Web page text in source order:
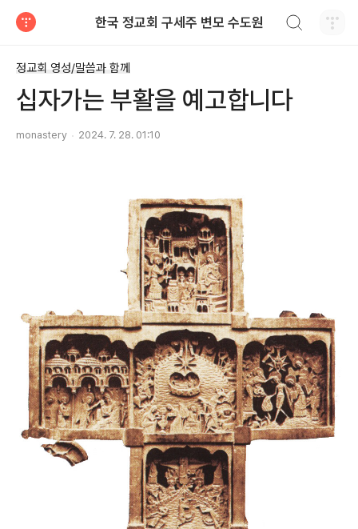
한국 정교회 구세주 변모 수도원
정교회 영성/말씀과 함께
십자가는 부활을 예고합니다
monastery 2024. 7. 28. 01:10